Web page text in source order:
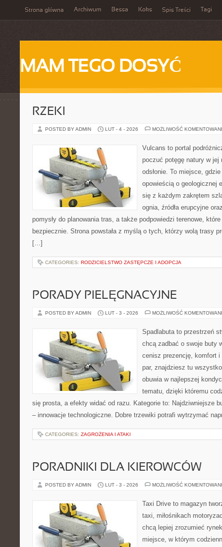
Strona główna Archiwum Bessa Koks Spis Treści Tagi
MAM TEGO DOSYĆ
RZEKI
POSTED BY ADMIN LUT - 4 - 2026 MOŻLIWOŚĆ
Vulcans to portal
poczuć potęgę natury w jej
odsłonie. To miejsce,
opowieścią o geologicznej
się z każdym zakrętem
ognia, źródła erupcyjne
pomysły do planowania tras, a także podpowiedzi terenowe,
bezpiecznie. Strona powstała z myślą o tych, którzy wolą trasy
[…]
CATEGORIES: RODZICIELSTWO ZASTĘPCZE I ADOPCJA
PORADY PIELĘGNACYJNE
POSTED BY ADMIN LUT - 3 - 2026 MOŻLIWOŚĆ
Spadlabuta to przestrzeń
chcą zadbać o swoje buty
cenisz prezencję, komfort i
par, znajdziesz tu
obuwia w najlepszej
tematu, dzięki któremu
się prosta, a efekty widać od razu. Kategorie to: Najdziwniejsze
– innowacje technologiczne. Dobre trzewiki potrafi wytrzymać
CATEGORIES: ZAGROŻENIA I ATAKI
PORADNIKI DLA KIEROWCÓW
POSTED BY ADMIN LUT - 3 - 2026 MOŻLIWOŚĆ
Taxi Drive to magazyn
taxi, miłośnikach
chcą lepiej zrozumieć
miejsce, w którym